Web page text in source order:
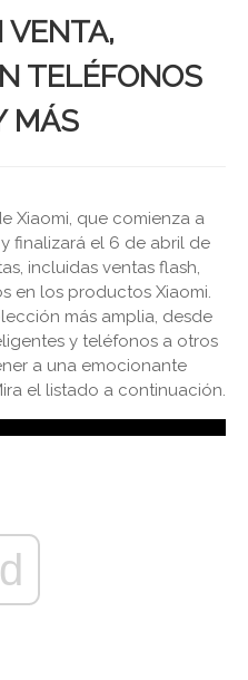
VENTA,
TELÉFONOS
MÁS
Xiaomi, que comienza a
finalizará el 6 de abril de
incluidas ventas flash,
en los productos Xiaomi.
más amplia, desde
y teléfonos a otros
a una emocionante
el listado a continuación.